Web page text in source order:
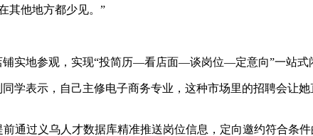
其他地方都少见。”
实地参观，实现“投简历—看店面—谈岗位—定意向”一站式
学表示，自己主修电子商务专业，这种市场里的招聘会让
通过义乌人才数据库精准推送岗位信息，定向邀约符合条件